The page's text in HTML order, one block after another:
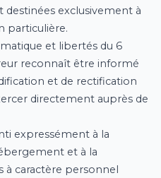
destinées exclusivement à
particulière.
et libertés du 6
reconnaît être informé
et de rectification
directement auprès de
expressément à la
et à la
à caractère personnel